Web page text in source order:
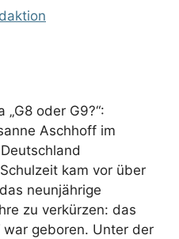
„G8 oder G9?“:
Aschhoff im
kam vor über
neunjährige
zu verkürzen: das
war geboren. Unter der